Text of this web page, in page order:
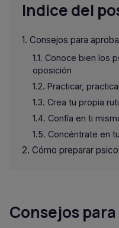
Indice del
Consejos para
Conoce bien los
oposición
Practicar,
Crea tu propia
Confía en ti
Concéntrate en
Cómo preparar
Consejos